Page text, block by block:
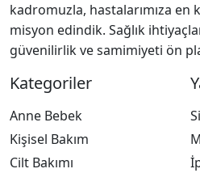
kadromuzla, hastalarımıza en
misyon edindik. Sağlık
güvenilirlik ve samimiyeti ön
Kategoriler
Anne Bebek
Kişisel Bakım
Cilt Bakımı